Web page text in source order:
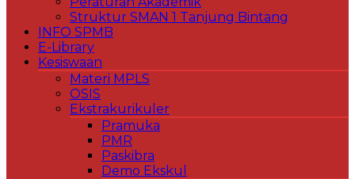
Struktur SMAN 1 Tanjung Bintang
INFO SPMB
E-Library
Kesiswaan
Materi MPLS
OSIS
Ekstrakurikuler
Pramuka
PMR
Paskibra
Demo Ekskul